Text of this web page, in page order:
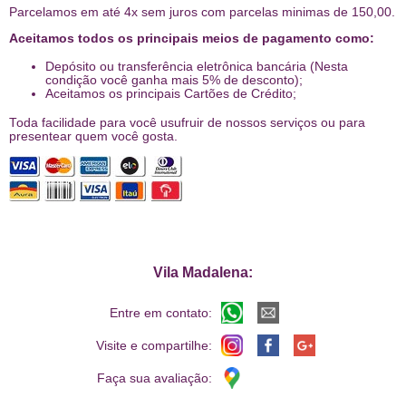
Parcelamos em até 4x sem juros com parcelas minimas de 150,00.
Aceitamos todos os principais meios de pagamento como:
Depósito ou transferência eletrônica bancária (Nesta
condição você ganha mais 5% de desconto);
Aceitamos os principais Cartões de Crédito;
Toda facilidade para você usufruir de nossos serviços ou para
presentear quem você gosta.
Vila Madalena:
Entre em contato:
Visite e compartilhe:
Faça sua avaliação: